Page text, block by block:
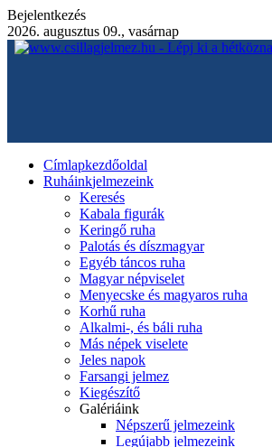
Bejelentkezés
2026. augusztus 09., vasárnap
Címlapkezdőoldal
Ruháinkjelmezeink
Keresés
Kabala figurák
Keringő ruha
Palotás és díszmagyar
Egyéb táncos ruha
Magyar népviselet
Menyecske és magyaros ruha
Korhű ruha
Alkalmi-, és báli ruha
Más népek viselete
Jeles napok
Farsangi jelmez
Kiegészítő
Galériáink
Népszerű jelmezeink
Legújabb jelmezeink